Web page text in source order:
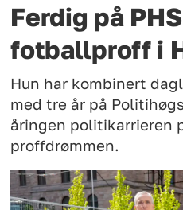
Ferdig på
fotballproff i
Hun har kombinert
med tre år på
åringen politikarrieren
proffdrømmen.